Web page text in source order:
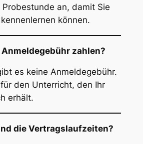
an, damit Sie
können.
zahlen?
es keine Anmeldegebühr.
den Unterricht, den Ihr
erhält.
die Vertragslaufzeiten?